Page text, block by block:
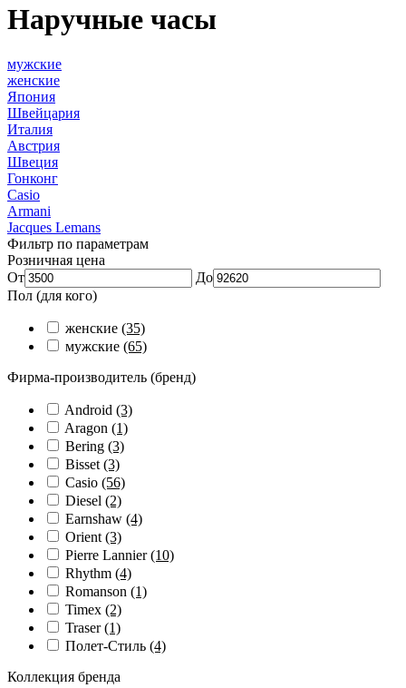
Наручные часы
мужские
женские
Япония
Швейцария
Италия
Австрия
Швеция
Гонконг
Casio
Armani
Jacques Lemans
Фильтр по параметрам
Розничная цена
От
До
Пол (для кого)
женские (35)
мужские (65)
Фирма-производитель (бренд)
Android (3)
Aragon (1)
Bering (3)
Bisset (3)
Casio (56)
Diesel (2)
Earnshaw (4)
Orient (3)
Pierre Lannier(10)
Rhythm (4)
Romanson (1)
Timex (2)
Traser(1)
Полет-Стиль (4)
Коллекция бренда